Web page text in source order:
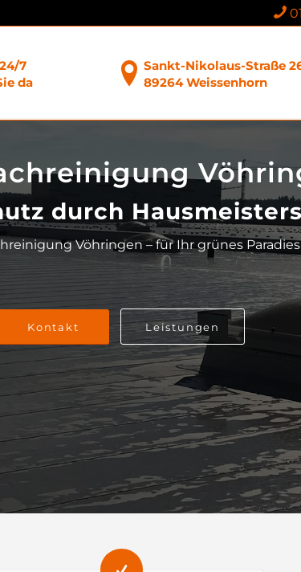
7
da
Sankt-Nikolaus-Straße
89264 Weissenhorn
durch
Vöhringen – für Ihr grünes Paradies
Kontakt Leistungen